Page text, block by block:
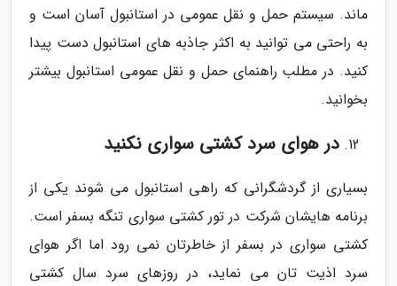
ماند. سیستم حمل و نقل عمومی در استانبول آسان است و
به راحتی می توانید به اکثر جاذبه های استانبول دست پیدا
کنید. در مطلب راهنمای حمل و نقل عمومی استانبول بیشتر
بخوانید.
در هوای سرد کشتی سواری نکنید
بسیاری از گردشگرانی که راهی استانبول می شوند یکی از
برنامه هایشان شرکت در تور کشتی سواری تنگه بسفر است.
کشتی سواری در بسفر از خاطرتان نمی رود اما اگر هوای
سرد اذیت تان می نماید، در روزهای سرد سال کشتی